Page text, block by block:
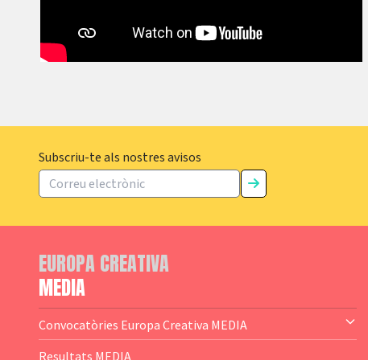
Subscriu-te als nostres avisos
EUROPA CREATIVA
MEDIA
Convocatòries Europa Creativa MEDIA
— Content Cluster
Resultats MEDIA